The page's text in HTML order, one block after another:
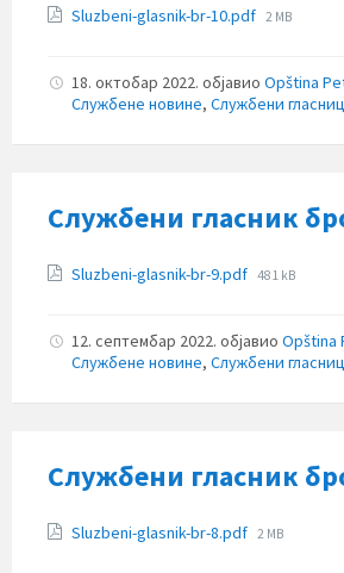
Прилози
Sluzbeni-glasnik-br-10.pdf File
2 MB
18. октобар 2022. објавио Opština
Службене новине, Службени
Службени гласник
Прилози
Sluzbeni-glasnik-br-9.pdf File
481 kB
12. септембар 2022. објавио Opština
Службене новине, Службени
Службени гласник
Прилози
Sluzbeni-glasnik-br-8.pdf File
2 MB